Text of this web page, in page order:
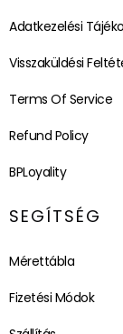
Adatkezelési
Visszaküldési
Terms Of Service
Refund Policy
BPLoyality
SEGÍTSÉG
Mérettábla
Fizetési Módok